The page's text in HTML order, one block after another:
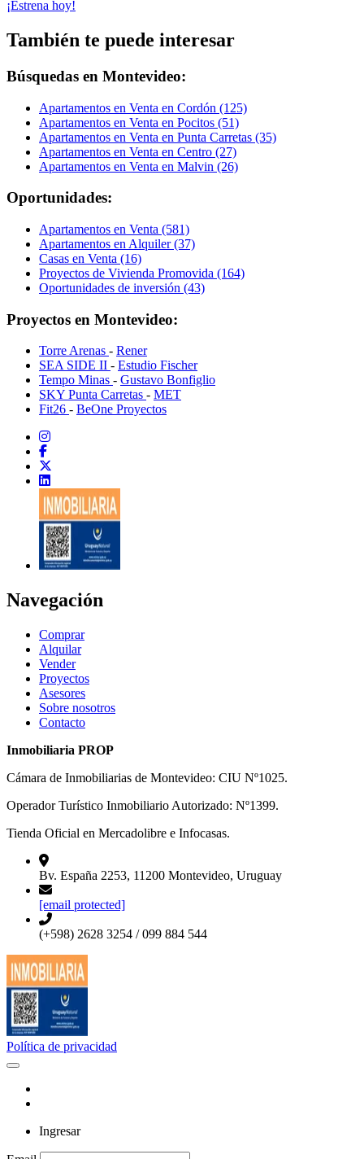
¡Estrena hoy!
También te puede interesar
Búsquedas en Montevideo:
Apartamentos en Venta en Cordón (125)
Apartamentos en Venta en Pocitos (51)
Apartamentos en Venta en Punta Carretas (35)
Apartamentos en Venta en Centro (27)
Apartamentos en Venta en Malvin (26)
Oportunidades:
Apartamentos en Venta (581)
Apartamentos en Alquiler (37)
Casas en Venta (16)
Proyectos de Vivienda Promovida (164)
Oportunidades de inversión (43)
Proyectos en Montevideo:
Torre Arenas - Rener
SEA SIDE II - Estudio Fischer
Tempo Minas - Gustavo Bonfiglio
SKY Punta Carretas - MET
Fit26 - BeOne Proyectos
Navegación
Comprar
Alquilar
Vender
Proyectos
Asesores
Sobre nosotros
Contacto
Inmobiliaria PROP
Cámara de Inmobiliarias de Montevideo: CIU Nº1025.
Operador Turístico Inmobiliario Autorizado: Nº1399.
Tienda Oficial en Mercadolibre e Infocasas.
Bv. España 2253, 11200 Montevideo, Uruguay
[email protected]
(+598) 2628 3254 / 099 884 544
Política de privacidad
Ingresar